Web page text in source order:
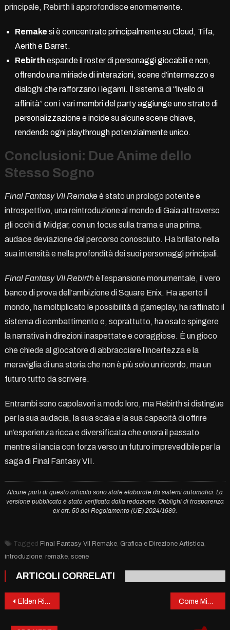
principale, Rebirth li approfondisce enormemente.
Remake si è concentrato principalmente su Cloud, Tifa,
Aerith e Barret.
Rebirth espande il roster di personaggi giocabili e non,
offrendo una miriade di interazioni, scene d’intermezzo e
dialoghi che rafforzano i legami. Il sistema di “livello di
affinità” con i vari membri del party aggiunge uno strato di
personalizzazione e incide su alcune scene chiave,
rendendo ogni playthrough potenzialmente unico.
Conclusioni: Due Anime dello
Stesso Sogno
Final Fantasy VII Remakeè stato un prologo potente e
introspettivo, una reintroduzione al mondo di Gaia attraverso
gli occhi di Midgar, con un focus sulla trama e una prima,
audace deviazione dal percorso conosciuto. Ha brillato nella
sua intensità e nella profondità dei suoi personaggi principali.
Final Fantasy VII Rebirthè l’espansione monumentale, il vero
banco di prova dell’ambizione di Square Enix. Ha aperto il
mondo, ha moltiplicato le possibilità di gameplay, ha raffinato il
sistema di combattimento e, soprattutto, ha osato spingere
la narrativa in direzioni inaspettate e coraggiose. È un gioco
che chiede al giocatore di abbracciare l’incertezza e la
meraviglia di una storia che non è più solo un ricordo, ma un
futuro tutto da scrivere.
Entrambi sono capolavori a modo loro, ma Rebirth si distingue
per la sua audacia, la sua scala e la sua capacità di offrire
un’esperienza ricca e diversificata che onora il passato
mentre si lancia con forza verso un futuro imprevedibile per la
saga di Final Fantasy VII.
Alcune parti di questo articolo sono state elaborate da sistemi automatici. La
versione pubblicata è stata verificata dalla redazione. Obblighi di trasparenza
ex art. 50 del Regolamento (UE) 2024/1689.
Tagged Final Fantasy VII Remake, Grafica e Direzione Artistica
introduzione, remake, scene
ARTICOLI CORRELATI
Post
navigation
Elden Ring: Shadow of the Erdtree – Vale la Pena Giocarlo? L’Espansione Che Ha Ridefinito il “Soulslike”